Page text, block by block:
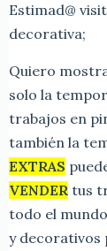
Estimad@
decorativa;
Quiero
solo la
trabajos en
también la
EXTRAS
VENDER tus
todo el
y decorativos